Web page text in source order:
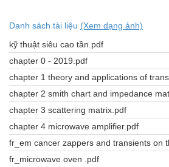
Danh sách tài liệu (Xem dạng ảnh)
kỹ thuật siêu cao tần.pdf
chapter 0 - 2019.pdf
chapter 1 theory and applications of
chapter 2 smith chart and impedance
chapter 3 scattering matrix.pdf
chapter 4 microwave amplifier.pdf
fr_em cancer zappers and transients on
fr_microwave oven .pdf